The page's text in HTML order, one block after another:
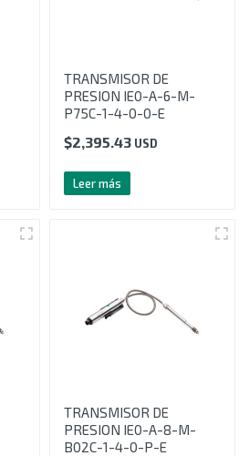
TRANSMISOR DE
PRESION IE0-A-6-M-
P75C-1-4-0-0-E
$2,395.43 USD
Leer más
TRANSMISOR DE
PRESION IE0-A-8-M-
B02C-1-4-0-P-E